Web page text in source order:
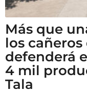
Más que
los
defenderá
4 mil
Tala